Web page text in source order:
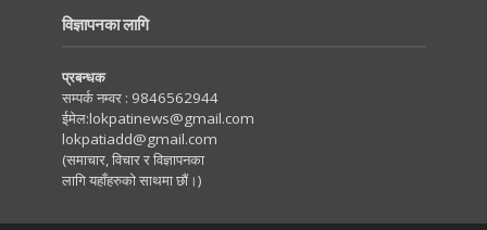
विज्ञापनका लागि
प्रबन्धक
सम्पर्क नम्वर : 9846562944
ईमेल:lokpatinews@gmail.com
lokpatiadd@gmail.com
(समाचार, विचार र विज्ञापनका
लागि यहाँहरुको साथमा छौं।)